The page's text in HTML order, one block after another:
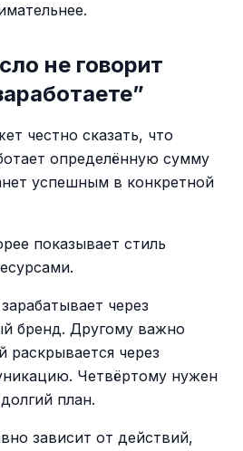
не говорит
честно сказать, что
определённую сумму
успешным в конкретной
показывает стиль
через
бренд. Другому важно
раскрывается через
Четвёртому нужен
план.
зависит от действий,